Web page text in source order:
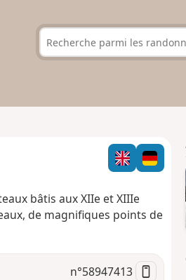
bâtis aux XIIe et XIIIe
de magnifiques points de
n°58947413